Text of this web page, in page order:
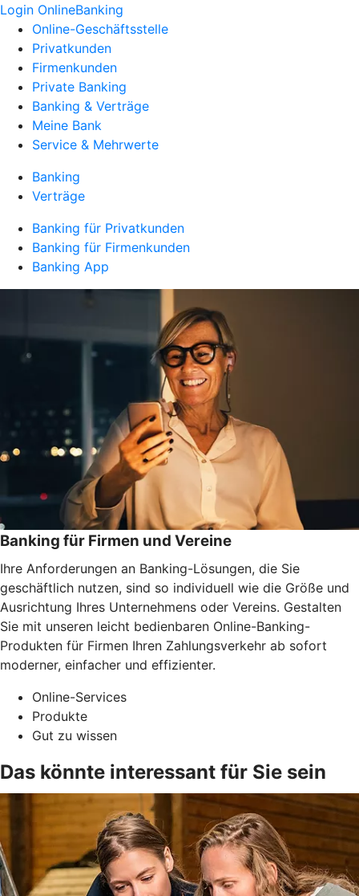
Login OnlineBanking
Online-Geschäftsstelle
Privatkunden
Firmenkunden
Private Banking
Banking & Verträge
Meine Bank
Service & Mehrwerte
Banking
Verträge
Banking für Privatkunden
Banking für Firmenkunden
Banking App
Banking für Firmen und Vereine
Ihre Anforderungen an Banking-Lösungen, die Sie
geschäftlich nutzen, sind so individuell wie die Größe und
Ausrichtung Ihres Unternehmens oder Vereins. Gestalten
Sie mit unseren leicht bedienbaren Online-Banking-
Produkten für Firmen Ihren Zahlungsverkehr ab sofort
moderner, einfacher und effizienter.
Online-Services
Produkte
Gut zu wissen
Das könnte interessant für Sie sein